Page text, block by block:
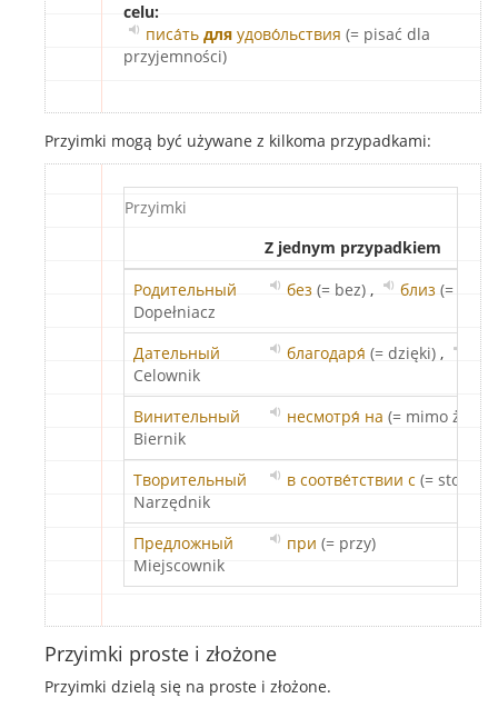
celu:
писа́ть для удово́льствия (= pisać dla
przyjemności)
Przyimki mogą być używane z kilkoma przypadkami:
Przyimki
Z jednym przypadkiem
Родительный
Dopełniacz
без (= bez) , близ (=
Дательный
Celownik
благодаря́ (= dzięki) ,
Винительный
Biernik
несмотря́ на (= mimo że) ,
Творительный
Narzędnik
в соотве́тствии с (=
Предложный
Miejscownik
при (= przy)
Przyimki proste i złożone
Przyimki dzielą się na proste i złożone.